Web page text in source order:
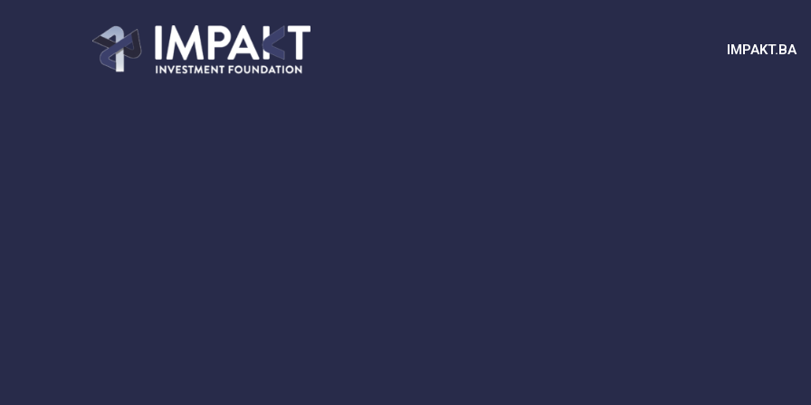
IMPAKT.BA